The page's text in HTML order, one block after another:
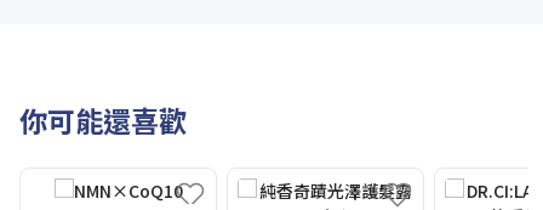
你可能還喜歡